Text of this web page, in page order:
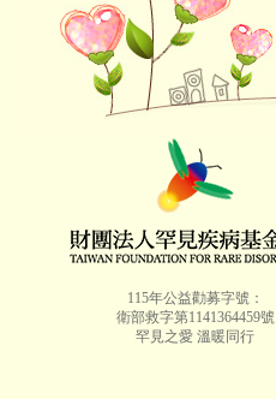
115年公益勸募字號：
衛部救字第1141364459號
罕見之愛 溫暖同行